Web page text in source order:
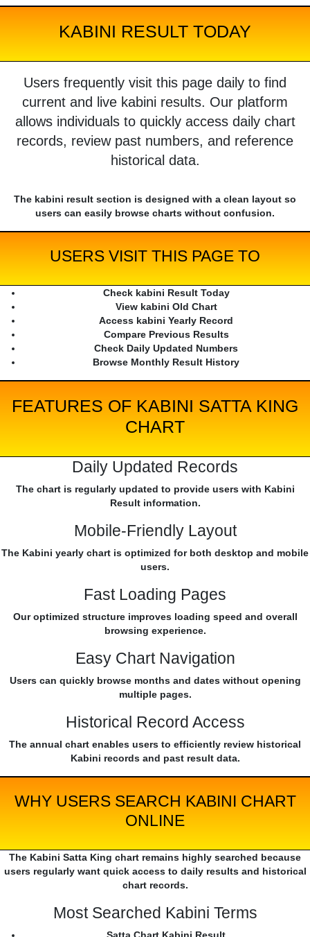
KABINI RESULT TODAY
Users frequently visit this page daily to find
current and live kabini results. Our platform
allows individuals to quickly access daily chart
records, review past numbers, and reference
historical data.
The kabini result section is designed with a clean layout so
users can easily browse charts without confusion.
USERS VISIT THIS PAGE TO
Check kabini Result Today
View kabini Old Chart
Access kabini Yearly Record
Compare Previous Results
Check Daily Updated Numbers
Browse Monthly Result History
FEATURES OF KABINI SATTA KING
CHART
Daily Updated Records
The chart is regularly updated to provide users with Kabini
Result information.
Mobile-Friendly Layout
The Kabini yearly chart is optimized for both desktop and mobile
users.
Fast Loading Pages
Our optimized structure improves loading speed and overall
browsing experience.
Easy Chart Navigation
Users can quickly browse months and dates without opening
multiple pages.
Historical Record Access
The annual chart enables users to efficiently review historical
Kabini records and past result data.
WHY USERS SEARCH KABINI CHART
ONLINE
The Kabini Satta King chart remains highly searched because
users regularly want quick access to daily results and historical
chart records.
Most Searched Kabini Terms